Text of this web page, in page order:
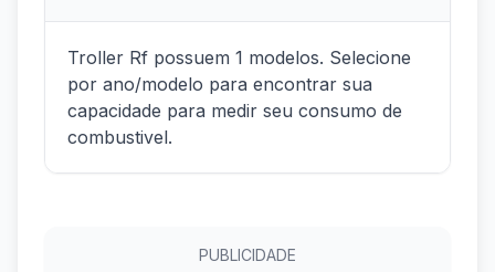
Troller Rf possuem 1 modelos. Selecione
por ano/modelo para encontrar sua
capacidade para medir seu consumo de
combustivel.
PUBLICIDADE